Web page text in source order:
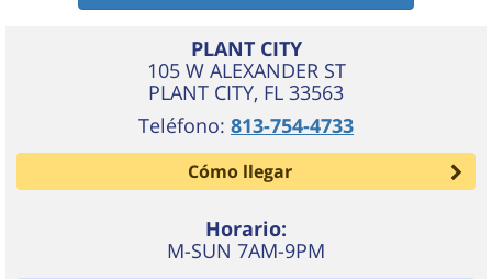
PLANT CITY
105 W ALEXANDER ST
PLANT CITY, FL 33563
Teléfono: 813-754-4733
Cómo llegar
Horario:
M-SUN 7AM-9PM